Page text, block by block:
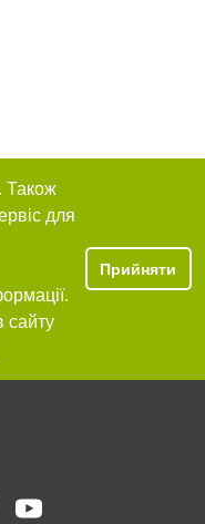
Також
для
сайту
Прийняти